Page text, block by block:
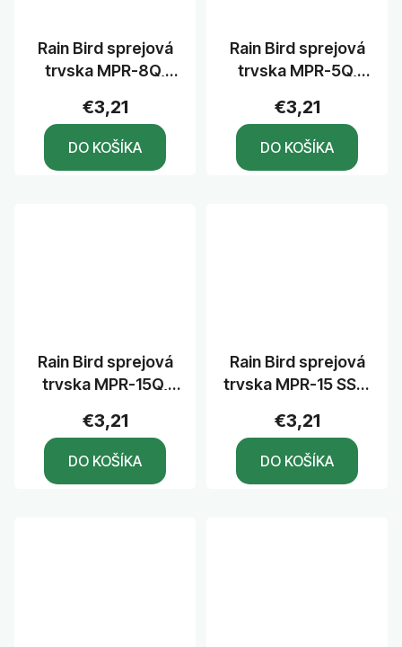
Rain Bird sprejová
tryska MPR-8Q,
2,4 m
€3,21
DO KOŠÍKA
Rain Bird sprejová
tryska MPR-5Q,
1,5 m
€3,21
DO KOŠÍKA
Rain Bird sprejová
tryska MPR-15Q,
4,6 m
€3,21
DO KOŠÍKA
Rain Bird sprejová
tryska MPR-15 SST,
pás 1,2 x 9,2 m
€3,21
DO KOŠÍKA